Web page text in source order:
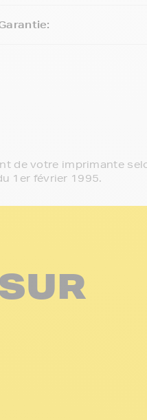
de votre imprimante
1er février 1995.